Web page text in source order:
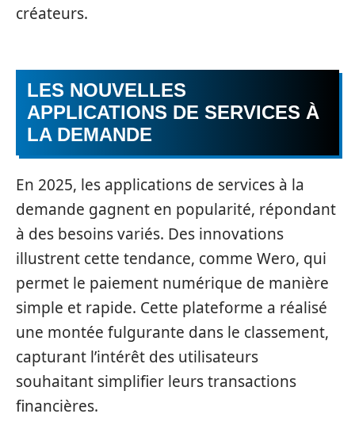
créateurs.
LES NOUVELLES
APPLICATIONS DE SERVICES À
LA DEMANDE
En 2025, les applications de services à la
demande gagnent en popularité, répondant
à des besoins variés. Des innovations
illustrent cette tendance, comme Wero, qui
permet le paiement numérique de manière
simple et rapide. Cette plateforme a réalisé
une montée fulgurante dans le classement,
capturant l’intérêt des utilisateurs
souhaitant simplifier leurs transactions
financières.